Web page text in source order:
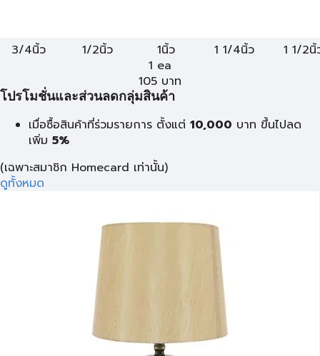
3/4นิ้ว 1/2นิ้ว 1นิ้ว 1 1/4นิ้ว
1 1/2นิ้
1 ea
105 บาท
โปรโมชั่นและส่วนลดกลุ่มสินค้า
เมื่อซื้อสินค้าที่ร่วมรายการ ตั้งแต่ 10,000 บาท ขึ้นไปลด
เพิ่ม 5%
(เฉพาะสมาชิก Homecard เท่านั้น)
ดูทั้งหมด